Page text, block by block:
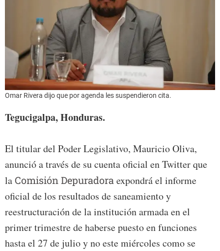
Omar Rivera dijo que por agenda les suspendieron cita.
Tegucigalpa, Honduras.
El titular del Poder Legislativo, Mauricio Oliva,
anunció a través de su cuenta oficial en Twitter que
laComisión Depuradora expondrá el informe
oficial de los resultados de saneamiento y
reestructuración de la institución armada en el
primer trimestre de haberse puesto en funciones
hasta el 27 de julio y no este miércoles como se